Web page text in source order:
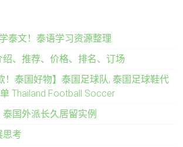
泰文！泰语学习资源整理
、推荐、价格、排名、订场
！泰国好物】泰国足球队, 泰国足球鞋代
Thailand Football Soccer
泰国外派长久居留实例
思考